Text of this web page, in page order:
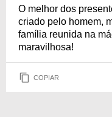
O melhor dos
criado pelo homem,
família reunida na
maravilhosa!
COPIAR